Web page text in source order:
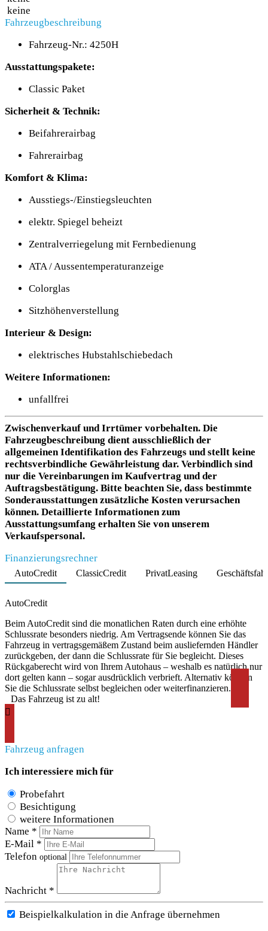
keine
Fahrzeugbeschreibung
Fahrzeug-Nr.: 4250H
Ausstattungspakete:
Classic Paket
Sicherheit & Technik:
Beifahrerairbag
Fahrerairbag
Komfort & Klima:
Ausstiegs-/Einstiegsleuchten
elektr. Spiegel beheizt
Zentralverriegelung mit Fernbedienung
ATA / Aussentemperaturanzeige
Colorglas
Sitzhöhenverstellung
Interieur & Design:
elektrisches Hubstahlschiebedach
Weitere Informationen:
unfallfrei
Zwischenverkauf und Irrtümer vorbehalten. Die
Fahrzeugbeschreibung dient ausschließlich der
allgemeinen Identifikation des Fahrzeugs und stellt keine
rechtsverbindliche Gewährleistung dar. Verbindlich sind
nur die Vereinbarungen im Kaufvertrag und der
Auftragsbestätigung. Bitte beachten Sie, dass bestimmte
Sonderausstattungen zusätzliche Kosten verursachen
können. Detaillierte Informationen zum
Ausstattungsumfang erhalten Sie von unserem
Verkaufspersonal.
Finanzierungsrechner
AutoCredit ClassicCredit PrivatLeasing
AutoCredit
Beim AutoCredit sind die monatlichen Raten durch eine erhöhte
Schlussrate besonders niedrig. Am Vertragsende können Sie das
Fahrzeug in vertragsgemäßem Zustand beim ausliefernden Händler
zurückgeben, der dann die Schlussrate für Sie begleicht. Dieses
Rückgaberecht wird von Ihrem Autohaus – weshalb es natürlich nur
dort gelten kann – sogar ausdrücklich verbrieft. Alternativ können
Sie die Schlussrate selbst begleichen oder weiterfinanzieren.
Das Fahrzeug ist zu alt!
Fahrzeug anfragen
Ich interessiere mich für
Probefahrt
Besichtigung
weitere Informationen
Name *
E-Mail *
Telefon optional
Nachricht *
Beispielkalkulation in die Anfrage übernehmen